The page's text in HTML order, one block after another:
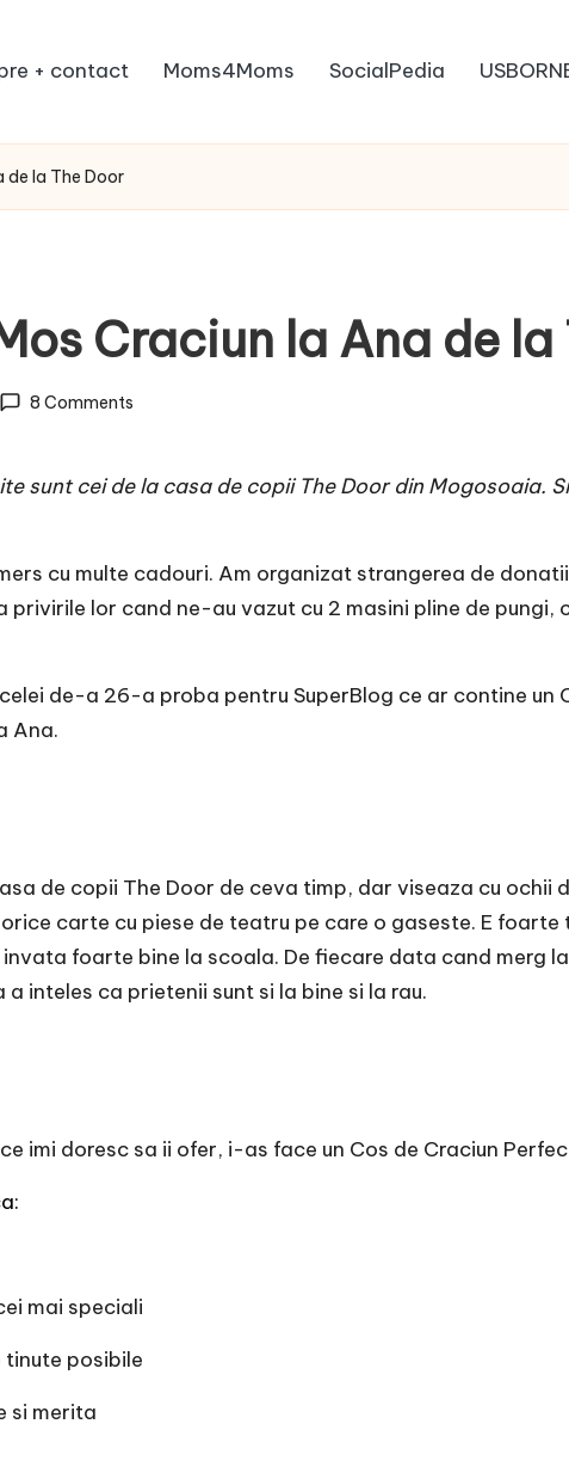
+ contact Moms4Moms SocialPedia
de la The Door
Craciun la Ana de la
8 Comments
sunt cei de la casa de copii The Door din Mogosoaia.
cu multe cadouri. Am organizat strangerea de
lor cand ne-au vazut cu 2 masini pline de pungi,
de-a 26-a proba pentru SuperBlog ce ar contine
Ana.
de copii The Door de ceva timp, dar viseaza cu
carte cu piese de teatru pe care o gaseste. E
foarte bine la scoala. De fiecare data cand merg
inteles ca prietenii sunt si la bine si la rau.
imi doresc sa ii ofer, i-as face un Cos de Craciun
mai speciali
tinute posibile
si merita